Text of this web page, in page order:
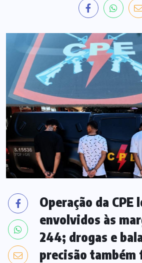
Operação da CPE
envolvidos às
244; drogas e
precisão também